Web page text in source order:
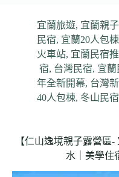
宜蘭旅遊, 宜蘭親
民宿, 宜蘭20人包棟
火車站, 宜蘭民宿
宿, 台灣民宿, 宜蘭
年全新開幕, 台灣
40人包棟, 冬山民宿
【仁山逸境親子露營區
水｜美學住